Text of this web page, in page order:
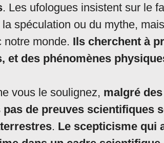
. Les ufologues insistent sur le
spéculation ou du mythe,
notre monde. Ils cherchent à
et des phénomènes
vous le soulignez, malgré
pas de preuves scientifiques
. Le scepticisme qui